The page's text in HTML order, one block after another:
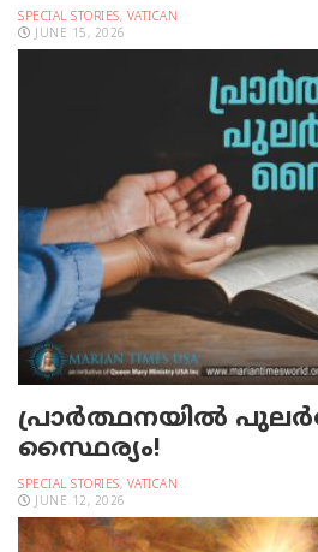
SPECIAL STORIES, VATICAN
JUNE 15, 2026
പ്രാര്‍ത്ഥനയില്‍
സ്ഥൈര്യം!
SPECIAL STORIES, VATICAN
JUNE 12, 2026